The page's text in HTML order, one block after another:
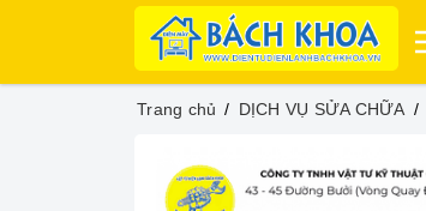
Trang chủ DỊCH VỤ SỬA CHỮA